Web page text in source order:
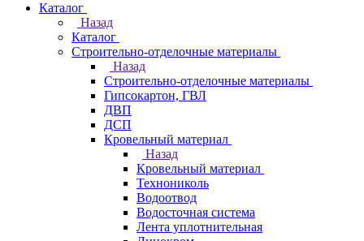
Каталог
Назад
Каталог
Строительно-отделочные материалы
Назад
Строительно-отделочные материалы
Гипсокартон, ГВЛ
ДВП
ДСП
Кровельный материал
Назад
Кровельный материал
Технониколь
Водоотвод
Водосточная система
Лента уплотнительная